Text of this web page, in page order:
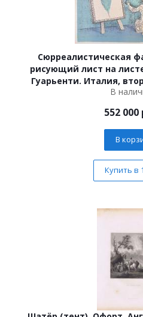
Сюрреалистическая
рисующий лист на
Гуарьенти. Италия,
В
552 000
В
Купить в